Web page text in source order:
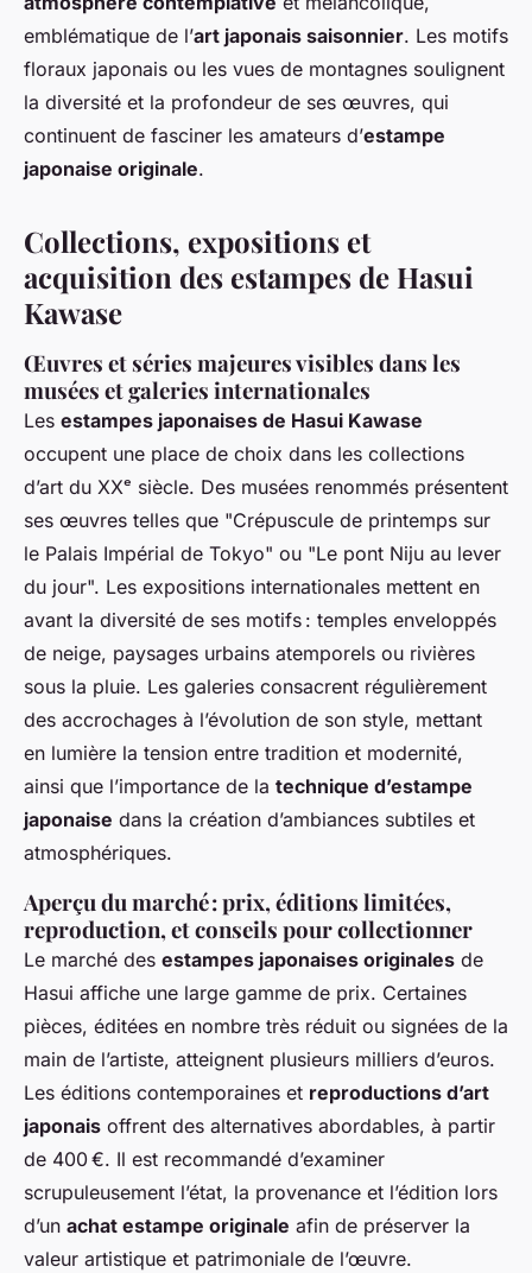
emblématique de l’art japonais saisonnier. Les motifs
floraux japonais ou les vues de montagnes soulignent
la diversité et la profondeur de ses œuvres, qui
continuent de fasciner les amateurs d’estampe
japonaise originale.
Collections, expositions et
acquisition des estampes de Hasui
Kawase
Œuvres et séries majeures visibles dans les
musées et galeries internationales
Les estampes japonaises de Hasui Kawase
occupent une place de choix dans les collections
d’art du XXᵉ siècle. Des musées renommés présentent
ses œuvres telles que "Crépuscule de printemps sur
le Palais Impérial de Tokyo" ou "Le pont Niju au lever
du jour". Les expositions internationales mettent en
avant la diversité de ses motifs : temples enveloppés
de neige, paysages urbains atemporels ou rivières
sous la pluie. Les galeries consacrent régulièrement
des accrochages à l’évolution de son style, mettant
en lumière la tension entre tradition et modernité,
ainsi que l’importance de la technique d’estampe
japonaise dans la création d’ambiances subtiles et
atmosphériques.
Aperçu du marché : prix, éditions limitées,
reproduction, et conseils pour collectionner
Le marché des estampes japonaises originales de
Hasui affiche une large gamme de prix. Certaines
pièces, éditées en nombre très réduit ou signées de la
main de l’artiste, atteignent plusieurs milliers d’euros.
Les éditions contemporaines et reproductions d’art
japonais offrent des alternatives abordables, à partir
de 400 €. Il est recommandé d’examiner
scrupuleusement l’état, la provenance et l’édition lors
d’un achat estampe originale afin de préserver la
valeur artistique et patrimoniale de l’œuvre.